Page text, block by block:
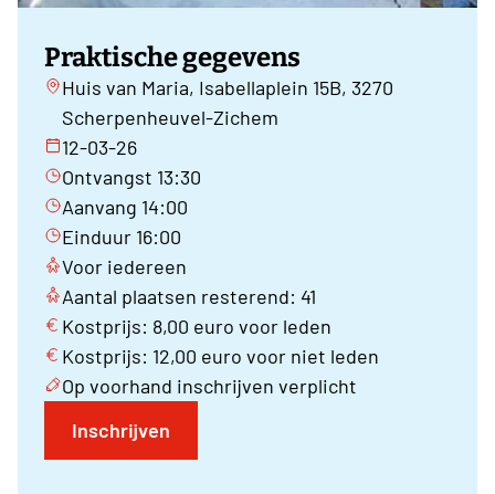
Praktische gegevens
Huis van Maria, Isabellaplein 15B, 3270
Scherpenheuvel-Zichem
12-03-26
Ontvangst 13:30
Aanvang 14:00
Einduur 16:00
Voor iedereen
Aantal plaatsen resterend: 41
Kostprijs: 8,00 euro voor leden
Kostprijs: 12,00 euro voor niet leden
Op voorhand inschrijven verplicht
Inschrijven